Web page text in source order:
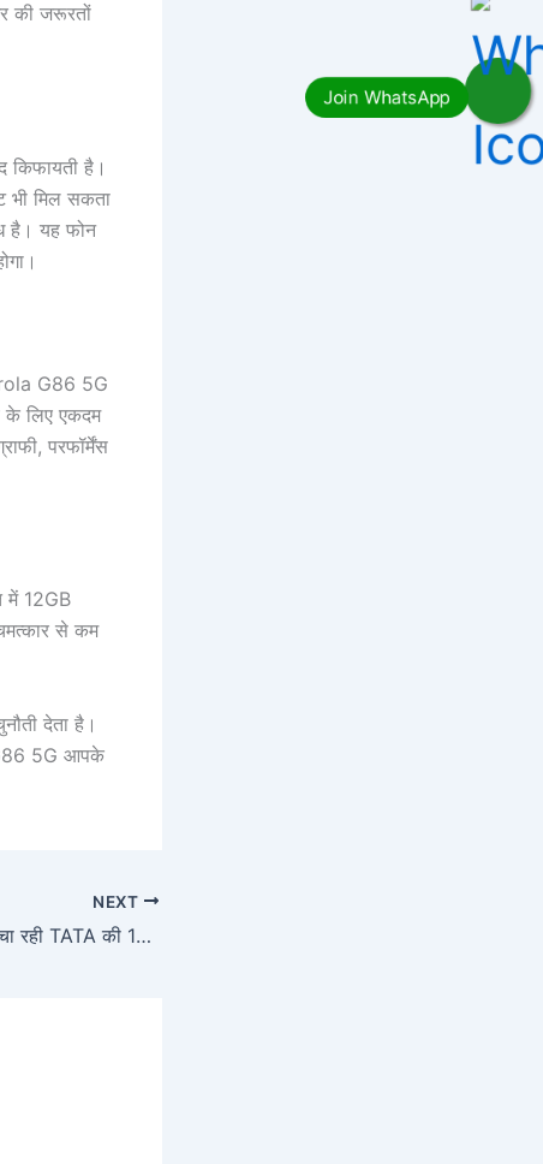
की जरूरतों
है।
भी मिल सकता
है। यह फोन
G86 5G
के लिए एकदम
परफॉर्मेंस
में 12GB
से कम
देता है।
5G आपके
NEXT
भारतीय बाजार में धूम मचा रही TATA की 125CC बाइक – 86km माइलेज और 120km/h की टॉप स्पीड के साथ जबरदस्त डिमांड!